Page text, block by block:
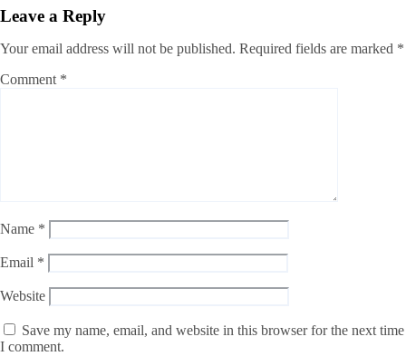
Leave a Reply
Your email address will not be published. Required fields are marked *
Comment *
Name *
Email *
Website
Save my name, email, and website in this browser for the next time
I comment.